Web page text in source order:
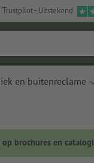
Trustpilot - Uitstekend
en buitenreclame
brochures en catalogi